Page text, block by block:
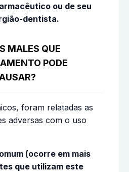
ou de seu
dentista.
MALES QUE
PODE
foram relatadas as
adversas com o uso
(ocorre em mais
que utilizam este